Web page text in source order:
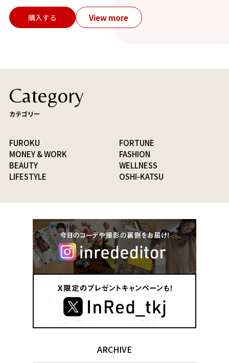
購入する View more
Category
カテゴリー
FUROKU
FORTUNE
MONEY & WORK
FASHION
BEAUTY
WELLNESS
LIFESTYLE
OSHI-KATSU
ARCHIVE